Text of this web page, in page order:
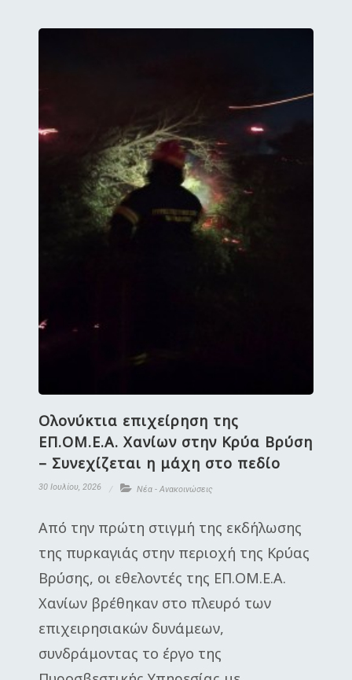
Ολονύκτια επιχείρηση της
ΕΠ.ΟΜ.Ε.Α. Χανίων στην Κρύα Βρύση
– Συνεχίζεται η μάχη στο πεδίο
30 Ιουλίου, 2026 Νέα - Ανακοινώσεις
Από την πρώτη στιγμή της εκδήλωσης
της πυρκαγιάς στην περιοχή της Κρύας
Βρύσης, οι εθελοντές της ΕΠ.ΟΜ.Ε.Α.
Χανίων βρέθηκαν στο πλευρό των
επιχειρησιακών δυνάμεων,
συνδράμοντας το έργο της